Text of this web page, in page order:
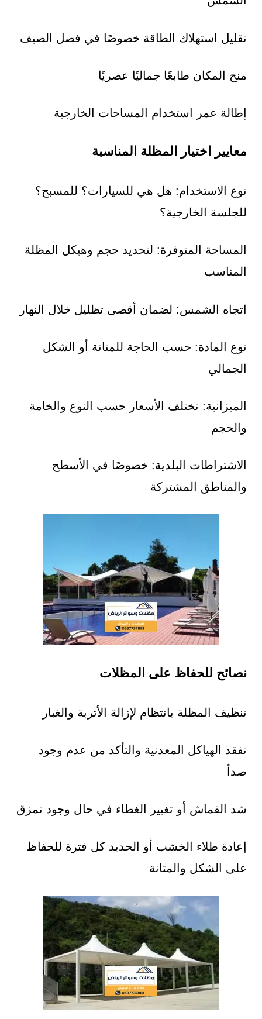
تقليل استهلاك الطاقة خصوصًا في فصل الصيف
منح المكان طابعًا جماليًا عصريًا
إطالة عمر استخدام المساحات الخارجية
معايير اختيار المظلة المناسبة
نوع الاستخدام: هل هي للسيارات؟ للمسبح؟
للجلسة الخارجية؟
المساحة المتوفرة: لتحديد حجم وهيكل المظلة
المناسب
اتجاه الشمس: لضمان أقصى تظليل خلال النهار
نوع المادة: حسب الحاجة للمتانة أو الشكل
الجمالي
الميزانية: تختلف الأسعار حسب النوع والخامة
والحجم
الاشتراطات البلدية: خصوصًا في الأسطح
والمناطق المشتركة
نصائح للحفاظ على المظلات
تنظيف المظلة بانتظام لإزالة الأتربة والغبار
تفقد الهياكل المعدنية والتأكد من عدم وجود
صدأ
شد القماش أو تغيير الغطاء في حال وجود تمزق
إعادة طلاء الخشب أو الحديد كل فترة للحفاظ
على الشكل والمتانة